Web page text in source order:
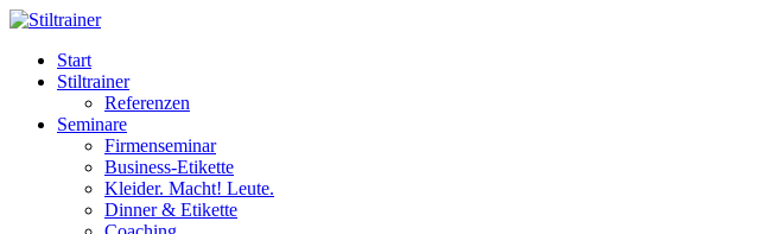
Start
Stiltrainer
Referenzen
Seminare
Firmenseminar
Business-Etikette
Kleider. Macht! Leute.
Dinner & Etikette